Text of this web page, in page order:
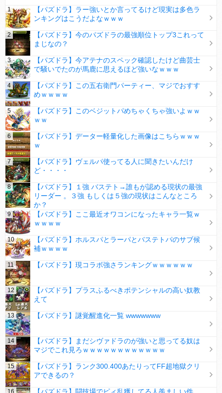
【パズドラ】ラー強いとか言ってるけど現実は多色ラ
ンキングはこうだよなｗｗｗ
【パズドラ】今のパズドラの最強順位トップ3これって
まじなの？
【パズドラ】今アテナのスペック確認したけど曲芸士
で騒いでたのが馬鹿に思えるほど強いなｗｗｗ
【パズドラ】この五右衛門パーティー、マジでおすす
めｗｗｗｗ
【パズドラ】このベジットパめちゃくちゃ強いよｗｗ
ｗｗ
【パズドラ】データー軽量化した画像はこちらｗｗｗ
ｗ
【パズドラ】ヴェルパ使ってる人に聞きたいんだけ
ど・・・・
【パズドラ】１強 バステト→誰もが認める現状の最強
リーダー 。３強 もしくは５強の現状はこんなところ
か？
【パズドラ】ここ最近オワコンになったキャラ一覧ｗ
ｗｗｗｗ
【パズドラ】ホルスパとラーパとバステトパのサブ候
補ｗｗｗｗ
【パズドラ】現コラボ強さランキングｗｗｗｗｗｗ
【パズドラ】プラスふるべきポテンシャルの高い奴教
えて
【パズドラ】謎覚醒進化一覧 wwwwwww
【パズドラ】まだシヴァドラのが強いと思ってる奴は
マジでこれ見ろｗｗｗｗｗｗｗｗｗｗｗｗ
【パズドラ】ランク300.400あたりってFF超地獄クリ
アできるの？